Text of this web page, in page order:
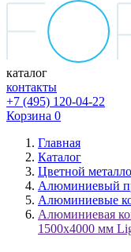
каталог
контакты
+7 (495) 120-04-22
Корзина 0
Главная
Каталог
Цветной
Алюминиевый
Алюминиевые
Алюминиевая
1500х4000 мм